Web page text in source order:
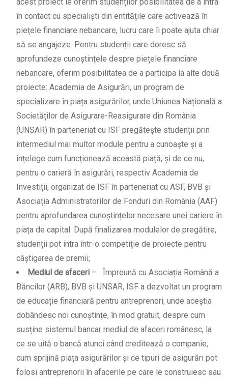
în contact cu specialiști din entitățile care activează în
piețele financiare nebancare, lucru care îi poate ajuta chiar
să se angajeze. Pentru studenții care doresc să
aprofundeze cunoștințele despre piețele financiare
nebancare, oferim posibilitatea de a participa la alte două
proiecte: Academia de Asigurări, un program de
specializare în piața asigurărilor, unde Uniunea Națională a
Societăților de Asigurare-Reasigurare din România
(UNSAR) în parteneriat cu ISF pregătește studenții prin
intermediul mai multor module pentru a cunoaște și a
înțelege cum funcționează această piață, și de ce nu,
pentru o carieră în asigurări, respectiv Academia de
Investiții, organizat de ISF în parteneriat cu ASF, BVB și
Asociația Administratorilor de Fonduri din România (AAF)
pentru aprofundarea cunoștințelor necesare unei cariere în
piața de capital. După finalizarea modulelor de pregătire,
studenții pot intra într-o competiție de proiecte pentru
câștigarea de premii;
Mediul de afaceri – Împreună cu Asociația Română a
Băncilor (ARB), BVB și UNSAR, ISF a dezvoltat un program
de educație financiară pentru antreprenori, unde aceștia
dobândesc noi cunoștințe, în mod gratuit, despre cum
susține sistemul bancar mediul de afaceri românesc, la
ce se uită o bancă atunci când creditează o companie,
cum sprijină piața asigurărilor și ce tipuri de asigurări pot
folosi antreprenorii în afacerile pe care le construiesc sau